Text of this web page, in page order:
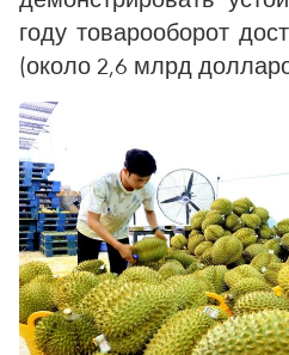
году товарооборот
(около 2,6 млрд